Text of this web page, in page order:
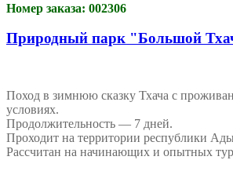
Номер заказа: 002306
Природный парк "Большой
Поход в зимнюю сказку Тхача с
условиях.
Продолжительность — 7 дней.
Проходит на территории республики
Рассчитан на начинающих и опытных